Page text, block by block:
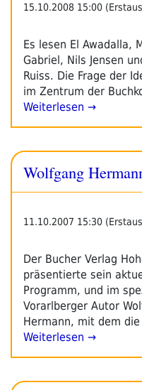
15.10.2008 15:00
Es lesen El Awadalla,
Gabriel, Nils Jensen
Ruiss. Die Frage der
im Zentrum der
Weiterlesen →
Wolfgang
11.10.2007 15:30
Der Bucher Verlag
präsentierte sein
Programm, und im
Vorarlberger Autor
Hermann, mit dem
Weiterlesen →